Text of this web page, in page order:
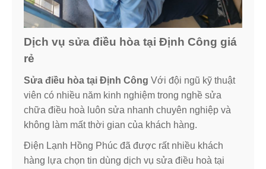
Dịch vụ sửa điều hòa tại Định Công giá
rẻ
Sửa điều hòa tại Định Công Với đội ngũ kỹ thuật
viên có nhiều năm kinh nghiệm trong nghề sửa
chữa điều hoà luôn sửa nhanh chuyên nghiệp và
không làm mất thời gian của khách hàng.
Điện Lạnh Hồng Phúc đã được rất nhiều khách
hàng lựa chọn tin dùng dịch vụ sửa điều hoà tại